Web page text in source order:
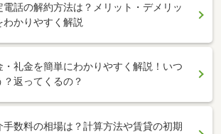
電話の解約方法は？メリット・デメリッ
わかりやすく解説
・礼金を簡単にわかりやすく解説！いつ
？返ってくるの？
手数料の相場は？計算方法や賃貸の初期